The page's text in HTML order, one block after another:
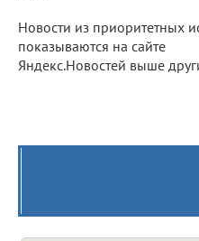
Новости из приоритетных
показываются на сайте
Яндекс.Новостей выше